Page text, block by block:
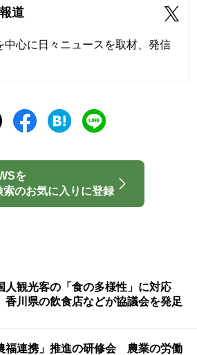
道
中心に日々ニュースを取材、発信
を
のお気に入りに登録
人観光客の「食の多様性」に対応
川県の飲食店などが協議会を発足
福連携」推進の研修会 農業の労働